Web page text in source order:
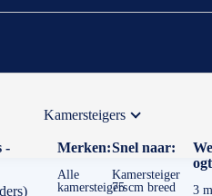
-
Kamersteigers
Merken:
Alle
kamersteigers
Snel naar:
Kamersteiger
75 cm breed
3